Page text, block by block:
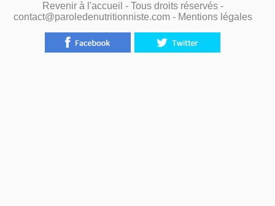
Revenir à l'accueil - Tous droits réservés -
contact@paroledenutritionniste.com - Mentions légales